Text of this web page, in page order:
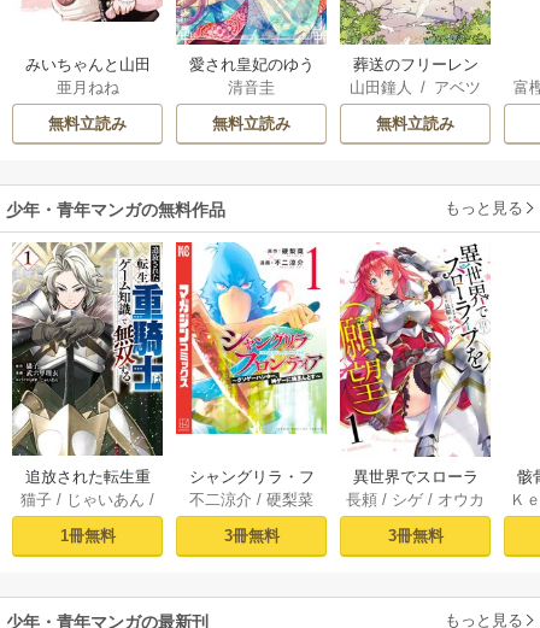
みいちゃんと山田
さん
亜月ねね
無料立読み
愛され皇妃のゆう
うつ
清音圭
無料立読み
葬送のフリーレン
山田鐘人 / アベツ
カサ
無料立読み
富
少年・青年マンガの無料作品 もっと見る
追放された転生重
騎士はゲーム知識
で無双する（１）
猫子 / じゃいあん /
武六甲理衣
1冊無料
シャングリラ・フ
ロンティア（１）
～クソゲーハン
ター、神ゲーに挑
不二涼介 /硬梨菜
3冊無料
異世界でスローラ
イフを（願望） 1
長頼 / シゲ / オウカ
3冊無料
骸
異
Ｋ
少年・青年マンガの最新刊 もっと見る